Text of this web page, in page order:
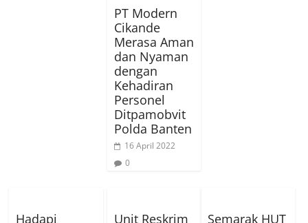
PT Modern
Cikande
Merasa Aman
dan Nyaman
dengan
Kehadiran
Personel
Ditpamobvit
Polda Banten
16 April 2022
0
Hadapi
Unit Reskrim
Semarak HUT